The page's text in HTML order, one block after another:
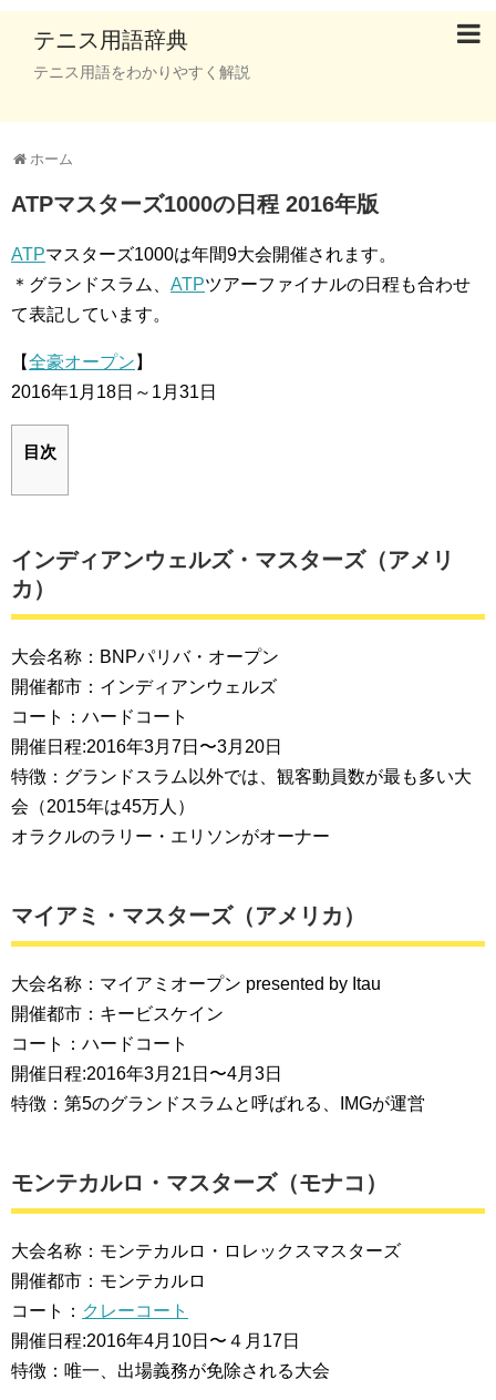
テニス用語辞典
テニス用語をわかりやすく解説
ホーム
ATPマスターズ1000の日程 2016年版
ATPマスターズ1000は年間9大会開催されます。
＊グランドスラム、 ATPツアーファイナルの日程も合わせ
て表記しています。
【全豪オープン 】
2016年1月18日～1月31日
目次
インディアンウェルズ・マスターズ（アメリ
カ）
大会名称：BNPパリバ・オープン
開催都市：インディアンウェルズ
コート：ハードコート
開催日程:2016年3月7日〜3月20日
特徴：グランドスラム以外では、観客動員数が最も多い大
会（2015年は45万人）
オラクルのラリー・エリソンがオーナー
マイアミ・マスターズ（アメリカ）
大会名称：マイアミオープン presented by Itau
開催都市：キービスケイン
コート：ハードコート
開催日程:2016年3月21日〜4月3日
特徴：第5のグランドスラムと呼ばれる、IMGが運営
モンテカルロ・マスターズ（モナコ）
大会名称：モンテカルロ・ロレックスマスターズ
開催都市：モンテカルロ
コート： クレーコート
開催日程:2016年4月10日〜４月17日
特徴：唯一、出場義務が免除される大会